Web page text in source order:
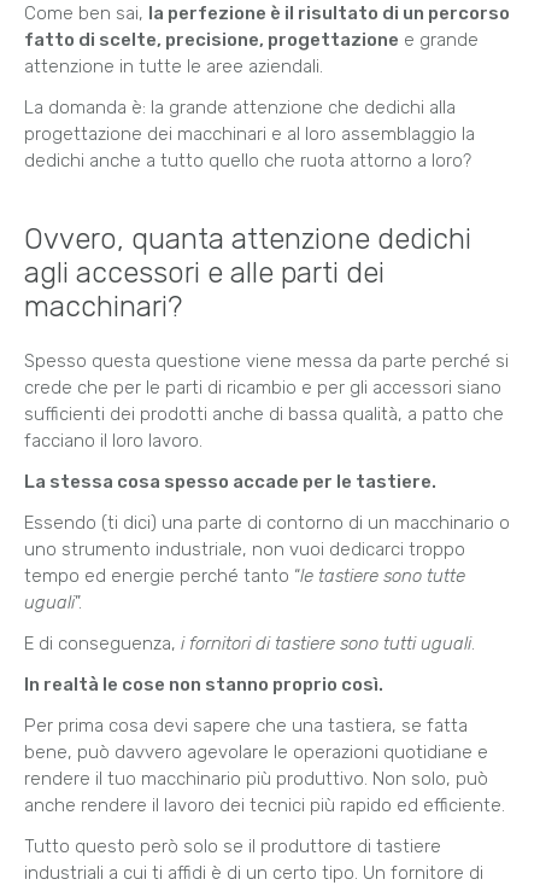
Come ben sai, la perfezione è il risultato di un percorso
fatto di scelte, precisione, progettazione e grande
attenzione in tutte le aree aziendali.
La domanda è: la grande attenzione che dedichi alla
progettazione dei macchinari e al loro assemblaggio la
dedichi anche a tutto quello che ruota attorno a loro?
Ovvero, quanta attenzione dedichi
agli accessori e alle parti dei
macchinari?
Spesso questa questione viene messa da parte perché si
crede che per le parti di ricambio e per gli accessori siano
sufficienti dei prodotti anche di bassa qualità, a patto che
facciano il loro lavoro.
La stessa cosa spesso accade per le tastiere.
Essendo (ti dici) una parte di contorno di un macchinario o
uno strumento industriale, non vuoi dedicarci troppo
tempo ed energie perché tanto “le tastiere sono tutte
uguali”.
E di conseguenza, i fornitori di tastiere sono tutti uguali.
In realtà le cose non stanno proprio così.
Per prima cosa devi sapere che una tastiera, se fatta
bene, può davvero agevolare le operazioni quotidiane e
rendere il tuo macchinario più produttivo. Non solo, può
anche rendere il lavoro dei tecnici più rapido ed efficiente.
Tutto questo però solo se il produttore di tastiere
industriali a cui ti affidi è di un certo tipo. Un fornitore di